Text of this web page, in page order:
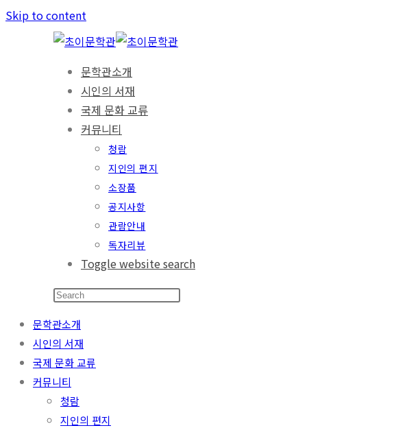
Skip to content
문학관소개
시인의 서재
국제 문화 교류
커뮤니티
청람
지인의 편지
소장품
공지사항
관람안내
독자리뷰
Toggle website search
문학관소개
시인의 서재
국제 문화 교류
커뮤니티
청람
지인의 편지